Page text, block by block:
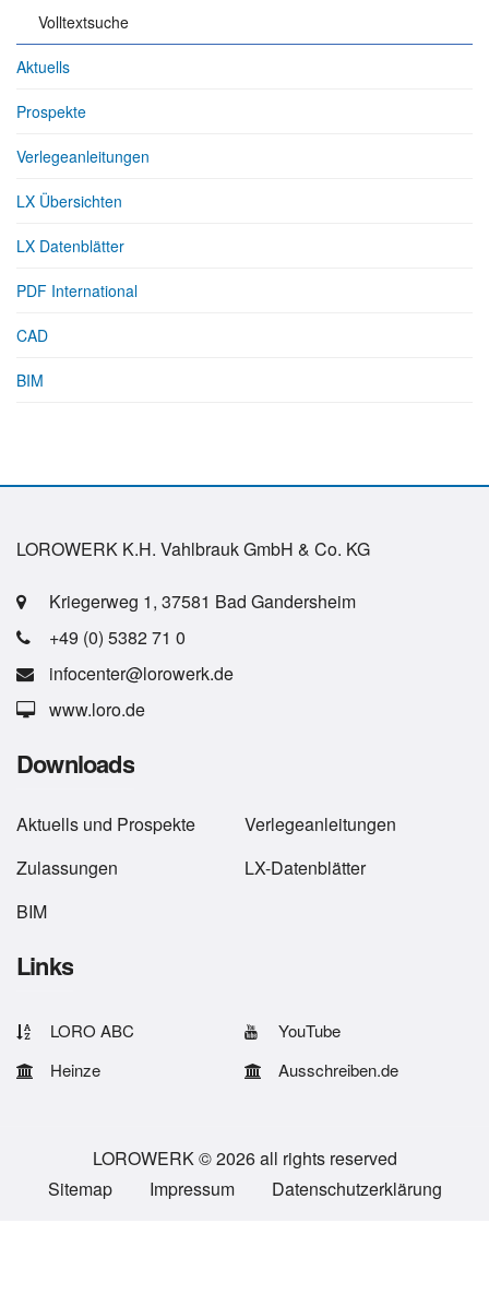
Volltextsuche
Aktuells
Prospekte
Verlegeanleitungen
LX Übersichten
LX Datenblätter
PDF International
CAD
BIM
LOROWERK K.H. Vahlbrauk GmbH & Co. KG
Kriegerweg 1, 37581 Bad Gandersheim
+49 (0) 5382 71 0
infocenter@lorowerk.de
www.loro.de
Downloads
Aktuells und Prospekte
Verlegeanleitungen
Zulassungen
LX-Datenblätter
BIM
Links
LORO ABC
YouTube
Heinze
Ausschreiben.de
LOROWERK © 2026 all rights reserved
Sitemap
Impressum Datenschutzerklärung